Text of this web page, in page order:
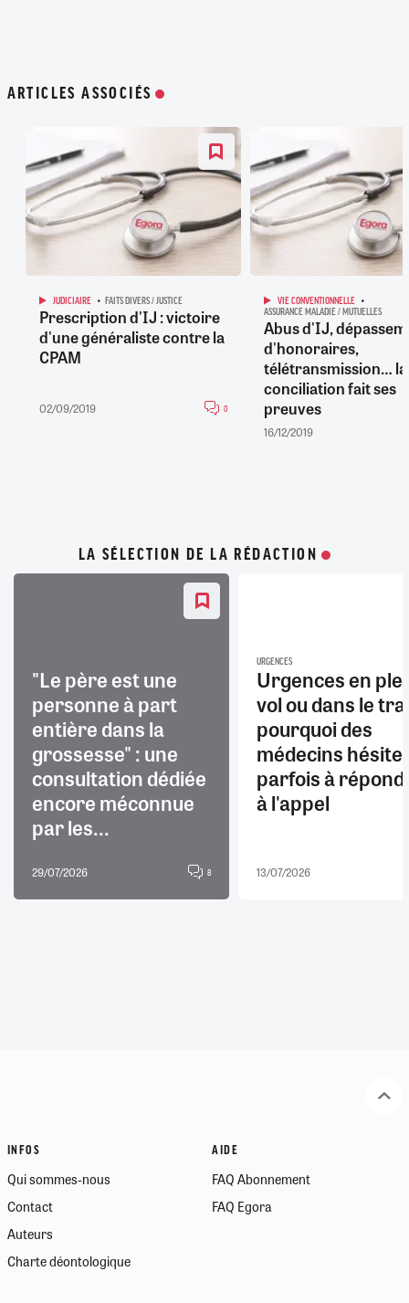
ARTICLES ASSOCIÉS
JUDICIAIRE FAITS DIVERS / JUSTICE
Prescription d'IJ : victoire
d'une généraliste contre la
CPAM
02/09/2019 0
VIE CONVENTIONNELLE
ASSURANCE MALADIE / MUTUELLES
Abus d'IJ,
d'honoraires,
télétransmission… la
conciliation fait ses
preuves
16/12/2019
LA SÉLECTION DE LA RÉDACTION
"Le père est une
personne à part
entière dans la
grossesse" : une
consultation dédiée
encore méconnue
par les...
29/07/2026 8
URGENCES
Urgences en
vol ou dans le
pourquoi des
médecins
parfois à
à l'appel
13/07/2026
INFOS
Qui sommes-nous
Contact
Auteurs
Charte déontologique
AIDE
FAQ Abonnement
FAQ Egora